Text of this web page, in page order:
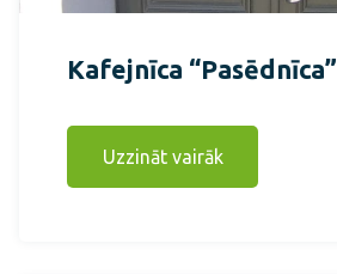
Kafejnīca “Pasēdnīca”
Uzzināt vairāk